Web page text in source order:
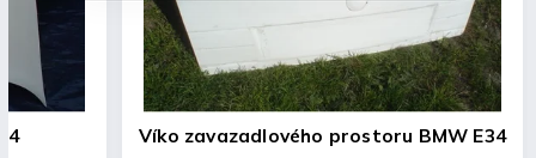
Víko zavazadlového prostoru BMW E34